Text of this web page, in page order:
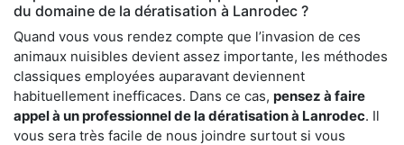
du domaine de la dératisation à Lanrodec ?
Quand vous vous rendez compte que l’invasion de ces
animaux nuisibles devient assez importante, les méthodes
classiques employées auparavant deviennent
habituellement inefficaces. Dans ce cas, pensez à faire
appel à un professionnel de la dératisation à Lanrodec. Il
vous sera très facile de nous joindre surtout si vous